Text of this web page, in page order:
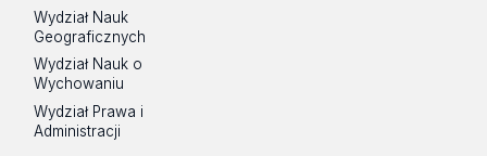
Wydział Nauk
Geograficznych
Wydział Nauk o
Wychowaniu
Wydział Prawa i
Administracji